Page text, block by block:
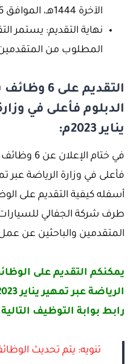
الآخرة 1444هـ، الموافق 16 كانون ثاني/يناير 2023
نهاية التقديم: يستمر
المطلوب من
التقديم
الدبلوم فأعلى في
يناير 2023م:
في ختام
أسفله كيفية التقديم على
طرف شركة الجفالي
المتقدمين والباحثين عن
يمكنكم التقديم على
رابط بوابة التوظيف
تنويه: يتم تحديث